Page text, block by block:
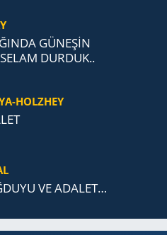
GÜNEŞİN
DURDUK..
HOLZHEY
VE ADA­LET…